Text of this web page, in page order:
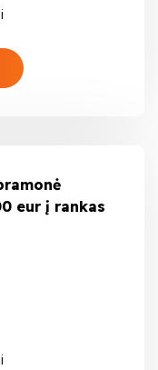
eur į rankas